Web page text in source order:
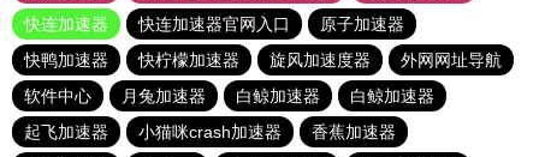
快连加速器
快连加速器官网入口
原子加速器
快鸭加速器
快柠檬加速器 旋风加速度器
外网网址导航
软件中心
月兔加速器 白鲸加速器
白鲸加速器
起飞加速器
小猫咪crash加速器
香蕉加速器